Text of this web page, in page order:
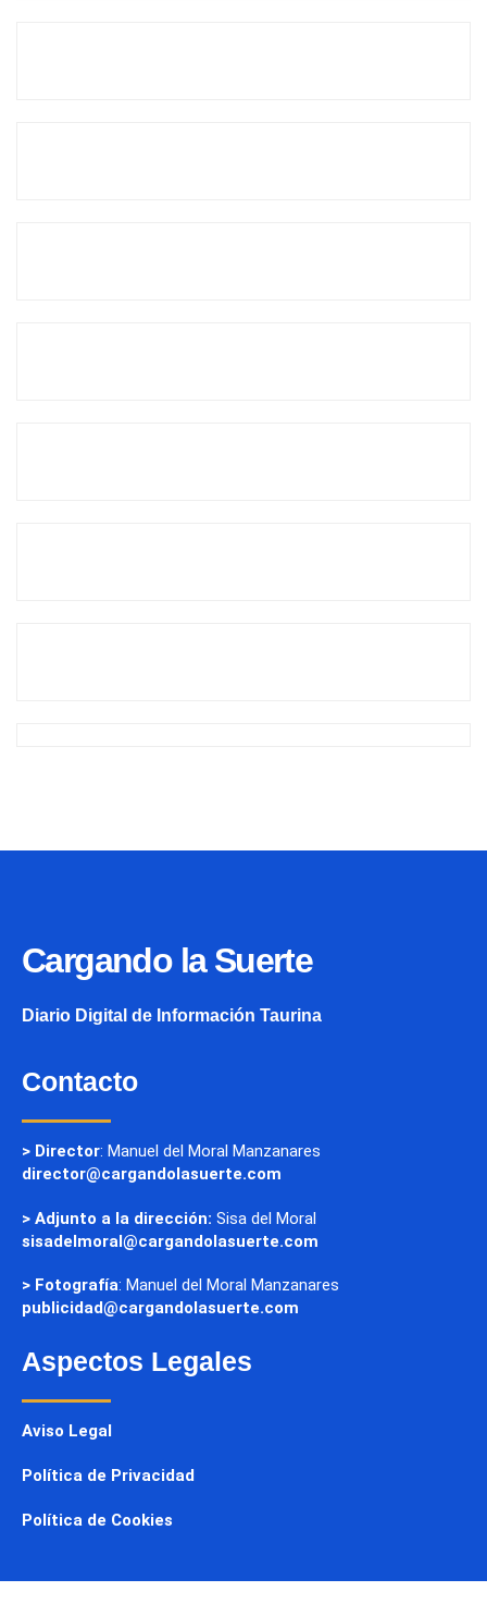
Cargando la Suerte
Diario Digital de Información Taurina
Contacto
> Director: Manuel del Moral Manzanares
director@cargandolasuerte.com
> Adjunto a la dirección: Sisa del Moral
sisadelmoral@cargandolasuerte.com
> Fotografía: Manuel del Moral Manzanares
publicidad@cargandolasuerte.com
Aspectos Legales
Aviso Legal
Política de Privacidad
Política de Cookies